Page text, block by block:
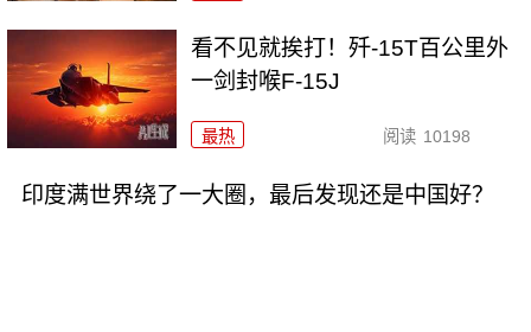
看不见就挨打！歼-15T百公里外
一剑封喉F-15J
最热 阅读 10198
印度满世界绕了一大圈，最后发现还是中国好？